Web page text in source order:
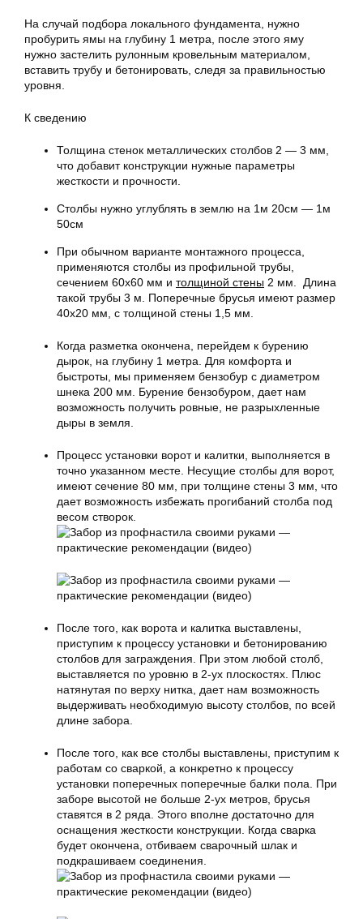
На случай подбора локального фундамента, нужно
пробурить ямы на глубину 1 метра, после этого яму
нужно застелить рулонным кровельным материалом,
вставить трубу и бетонировать, следя за правильностью
уровня.
К сведению
Толщина стенок металлических столбов 2 — 3 мм,
что добавит конструкции нужные параметры
жесткости и прочности.
Столбы нужно углублять в землю на 1м 20см — 1м
50см
При обычном варианте монтажного процесса,
применяются столбы из профильной трубы,
сечением 60х60 мм и толщиной стены 2 мм. Длина
такой трубы 3 м. Поперечные брусья имеют размер
40х20 мм, с толщиной стены 1,5 мм.
Когда разметка окончена, перейдем к бурению
дырок, на глубину 1 метра. Для комфорта и
быстроты, мы применяем бензобур с диаметром
шнека 200 мм. Бурение бензобуром, дает нам
возможность получить ровные, не разрыхленные
дыры в земля.
Процесс установки ворот и калитки, выполняется в
точно указанном месте. Несущие столбы для ворот,
имеют сечение 80 мм, при толщине стены 3 мм, что
дает возможность избежать прогибаний столба под
весом створок.
После того, как ворота и калитка выставлены,
приступим к процессу установки и бетонированию
столбов для заграждения. При этом любой столб,
выставляется по уровню в 2-ух плоскостях. Плюс
натянутая по верху нитка, дает нам возможность
выдерживать необходимую высоту столбов, по всей
длине забора.
После того, как все столбы выставлены, приступим к
работам со сваркой, а конкретно к процессу
установки поперечных поперечные балки пола. При
заборе высотой не больше 2-ух метров , брусья
ставятся в 2 ряда. Этого вполне достаточно для
оснащения жесткости конструкции. Когда сварка
будет окончена, отбиваем сварочный шлак и
подкрашиваем соединения.